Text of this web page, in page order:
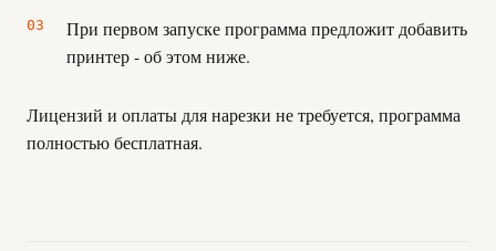
При первом запуске программа предложит добавить
принтер - об этом ниже.
Лицензий и оплаты для нарезки не требуется, программа
полностью бесплатная.